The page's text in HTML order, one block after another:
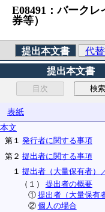
E08491：バーク
券等）
提出本文書 代
提出本文書